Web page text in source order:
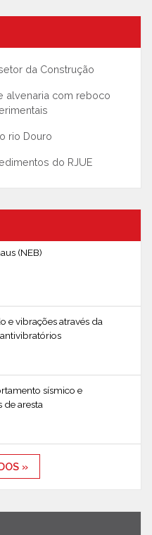
da Construção
alvenaria com reboco
rio Douro
do RJUE
(NEB)
e vibrações através da
sísmico e
de aresta
»